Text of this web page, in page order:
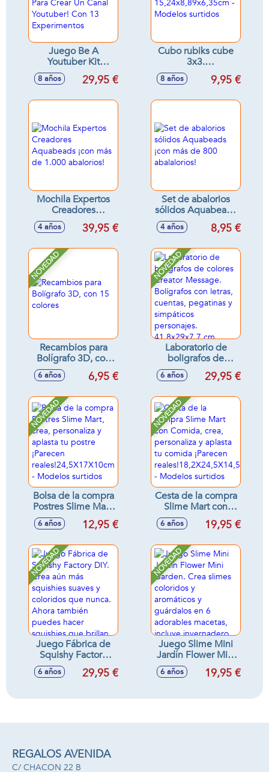
Juego Be A
Youtuber Kit
Cientifico ¡10 Pasos
Para Crear Un Canal
8 años 29,95 €
Cubo rubiks cube
3x3.
15,24x8,89x6,35cm
- Modelos surtidos
8 años 9,95 €
Mochila Expertos
Creadores
Aquabeads ¡con
más de 1.000
4 años 39,95 €
Set de abalorios
sólidos Aquabeads
¡con más de 800
abalalorios!
4 años 8,95 €
NOVEDAD
Recambios para
Bolígrafo 3D, con
15 colores
6 años 6,95 €
NOVEDAD
Laboratorio de
boligrafos de
colores Creator
Message.
letras, cuentas,
pegatinas y
simpáticos
personajes.
41,8x29x7,7 cm
6 años 29,95 €
NOVEDAD
Bolsa de la compra
Postres Slime Mart,
crea, personaliza y
aplasta tu postre
reales!24,5X17X10cm
- Modelos surtidos
6 años 12,95 €
NOVEDAD
Cesta de la compra
Slime Mart con
Comida, crea,
personaliza y
¡Parecen
reales!18,2X24,5X14,5cm
- Modelos surtidos
6 años 19,95 €
NOVEDAD
Juego Fábrica de
Squishy Factory
DIY. Crea aún más
squishies suaves y
nunca. Ahora
hacer squishies
34x31x7,5cm
6 años 29,95 €
NOVEDAD
Juego Slime Mini
Jardín Flower Mini
Garden. Crea
slimes coloridos y
guárdalos en 6
incluye
6 años 19,95 €
REGALOS AVENIDA
C/ CHACON 22 B